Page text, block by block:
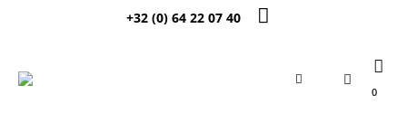
+32 (0) 64 22 07 40
0